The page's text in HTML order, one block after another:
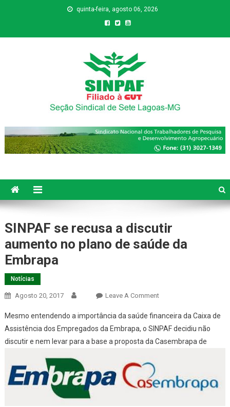
quinta-feira, agosto 06, 2026
Sinpaf
SINPAF se recusa a discutir
aumento no plano de saúde da
Embrapa
Notícias
Agosto 20, 2017 Leave A CommentOn
Se
Recusa
A
No
Plano
Mesmo entendendo a importância da saúde financeira da Caixa de
Assistência dos Empregados da Embrapa, o SINPAF decidiu não
discutir e nem levar para a base a proposta da Casembrapa de